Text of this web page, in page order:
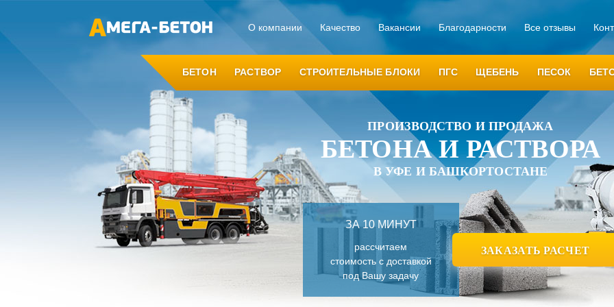
О компании Качество Вакансии Благодарности Все отзывы
БЕТОН РАСТВОР СТРОИТЕЛЬНЫЕ БЛОКИ ПГС ЩЕБЕНЬ ПЕСОК
ПРОИЗВОДСТВО И ПРОДАЖА
БЕТОНА И РАСТВОРА
В УФЕ И БАШКОРТОСТАНЕ
ЗА 10 МИНУТ
рассчитаем
стоимость с доставкой
под Вашу задачу
ЗАКАЗАТЬ РАСЧЕТ